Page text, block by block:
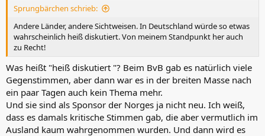
Sprungbärchen schrieb:
Andere Länder, andere Sichtweisen. In Deutschland würde so etwas
wahrscheinlich heiß diskutiert. Von meinem Standpunkt her auch
zu Recht!
Was heißt "heiß diskutiert "? Beim BvB gab es natürlich viele
Gegenstimmen, aber dann war es in der breiten Masse nach
ein paar Tagen auch kein Thema mehr.
Und sie sind als Sponsor der Norges ja nicht neu. Ich weiß,
dass es damals kritische Stimmen gab, die aber vermutlich im
Ausland kaum wahrgenommen wurden. Und dann wird es